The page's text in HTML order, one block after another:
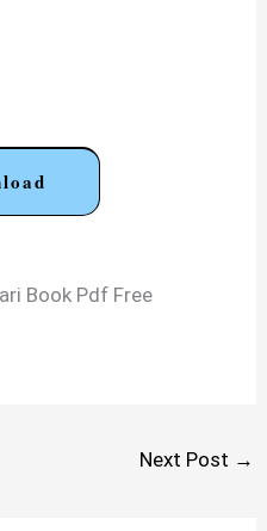
Book Pdf Free
Next Post →